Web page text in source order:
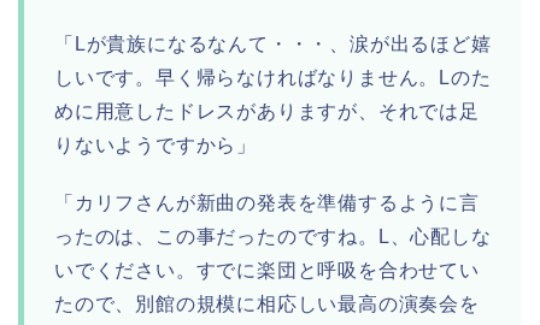
「Lが貴族になるなんて・・・、涙が出るほど嬉
しいです。早く帰らなければなりません。Lのた
めに用意したドレスがありますが、それでは足
りないようですから」
「カリフさんが新曲の発表を準備するように言
ったのは、この事だったのですね。L、心配しな
いでください。すでに楽団と呼吸を合わせてい
たので、別館の規模に相応しい最高の演奏会を